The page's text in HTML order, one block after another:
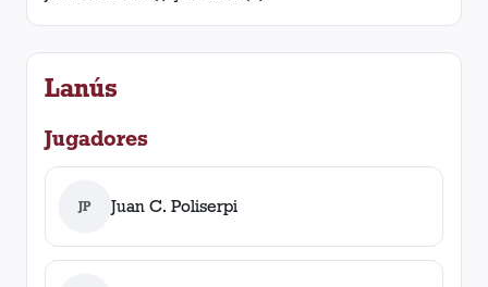
Lanús
Jugadores
JP Juan C. Poliserpi